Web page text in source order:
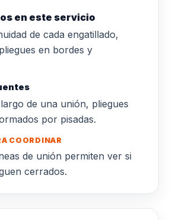
en este servicio
de cada engatillado,
en bordes y
de una unión, pliegues
por pisadas.
COORDINAR
de unión permiten ver si
cerrados.